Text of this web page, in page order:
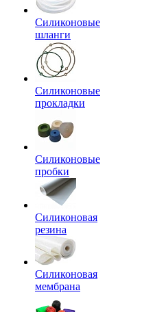
Силиконовые
шланги
Силиконовые
прокладки
Силиконовые
пробки
Силиконовая
резина
Силиконовая
мембрана